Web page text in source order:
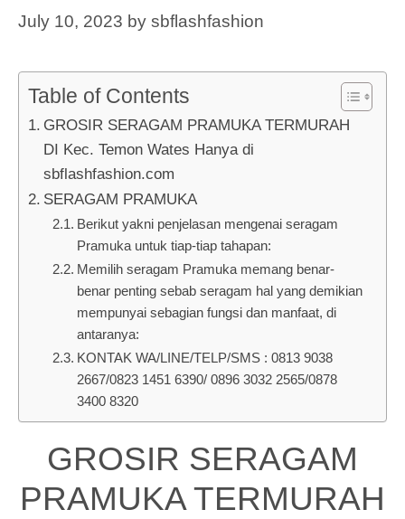
July 10, 2023 by sbflashfashion
Table of Contents
GROSIR SERAGAM PRAMUKA TERMURAH
DI Kec. Temon Wates Hanya di
sbflashfashion.com
SERAGAM PRAMUKA
Berikut yakni penjelasan mengenai seragam
Pramuka untuk tiap-tiap tahapan:
Memilih seragam Pramuka memang benar-
benar penting sebab seragam hal yang demikian
mempunyai sebagian fungsi dan manfaat, di
antaranya:
KONTAK WA/LINE/TELP/SMS : 0813 9038
2667/0823 1451 6390/ 0896 3032 2565/0878
3400 8320
GROSIR SERAGAM
PRAMUKA TERMURAH